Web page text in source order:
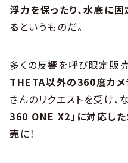
浮力を保ったり、水底に
る というものだ。
多くの反響を呼び限定販
THETA以外の360度カメ
さんのリクエストを受け、
360 ONE X2」に対応し
売に！